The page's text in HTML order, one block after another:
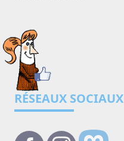
RÉSEAUX SOCIAUX